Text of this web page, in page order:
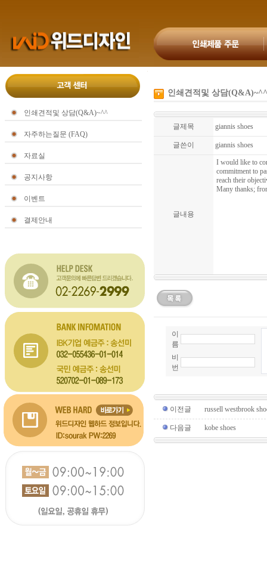
인쇄견적및 상담(Q&A)~^^
자주하는질문 (FAQ)
자료실
공지사항
이벤트
결제안내
인쇄견적및 상담(Q&A)~^^
글제목 giannis shoes
글쓴이 giannis shoes
글내용
I would like to
commitment to
reach their
Many thanks;
이
름
비
번
이전글 russell westbrook
다음글 kobe shoes